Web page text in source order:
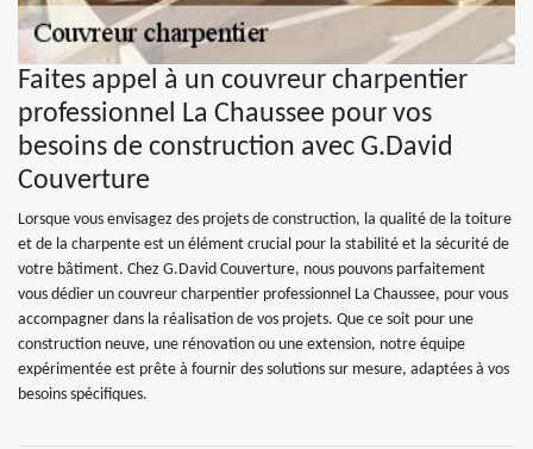
Faites appel à un couvreur charpentier
professionnel La Chaussee pour vos
besoins de construction avec G.David
Couverture
Lorsque vous envisagez des projets de construction, la qualité de la toiture
et de la charpente est un élément crucial pour la stabilité et la sécurité de
votre bâtiment. Chez G.David Couverture, nous pouvons parfaitement
vous dédier un couvreur charpentier professionnel La Chaussee, pour vous
accompagner dans la réalisation de vos projets. Que ce soit pour une
construction neuve, une rénovation ou une extension, notre équipe
expérimentée est prête à fournir des solutions sur mesure, adaptées à vos
besoins spécifiques.